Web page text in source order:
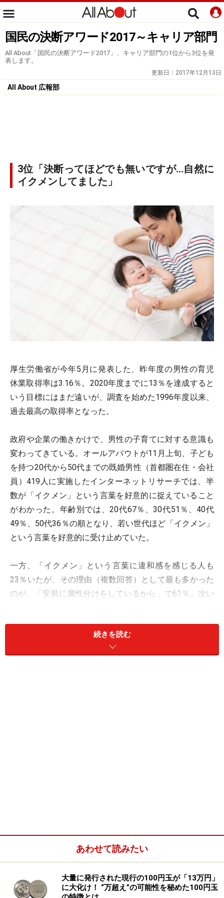
国民の決断アワード2017～キャリア部門
All About「国民の決断アワード2017」、キャリア部門の1位から3位を発
表します。
更新日： 2017年12月13日
All About 広報部
3位「決断ってほどでも無いですが…自然に
イクメンしてました」
厚生労働省が今年5月に発表した、昨年度の男性の育児
休業取得率は3.16％。2020年度までに13％を達成すると
いう目標にはまだ遠いが、調査を始めた1996年度以来、
過去最高の取得率となった。
政府や企業の働きかけで、男性の子育てに対する意識も
変わってきている。オールアバウトが11月上旬、子ども
を持つ20代から50代までの既婚男性（首都圏在住・会社
員）419人に実施したインターネットリサーチでは、半
数が「イクメン」という言葉を好意的に捉えていること
がわかった。年齢別では、20代67％、30代51％、40代
49％、50代36％の順となり、若い世代ほど「イクメン」
という言葉を好意的に受け止めていた。
一方、「イクメン」という言葉に違和感を感じる人も
23％いたが、その理由（複数回答）として最も多かった
のが、「安易に属性分けをしているから」で61％。次い
らの回答が、「響きがダサイから」（20％）や「自身が
育児をあまりしないから」（5％）を大きく上回ったこ
とからも、育児は夫婦で取り組むのが当たり前という意
続きを読む
あわせて読みたい
大量に発行された現行の100円玉が「13万円」
に大化け！ “万超え”の可能性を秘めた100円玉